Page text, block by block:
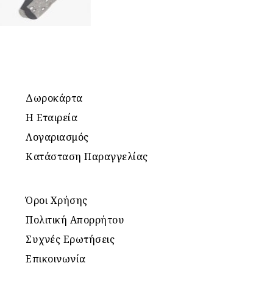
Δωροκάρτα
Η Εταιρεία
Λογαριασμός
Κατάσταση Παραγγελίας
Όροι Χρήσης
Πολιτική Απορρήτου
Συχνές Ερωτήσεις
Επικοινωνία